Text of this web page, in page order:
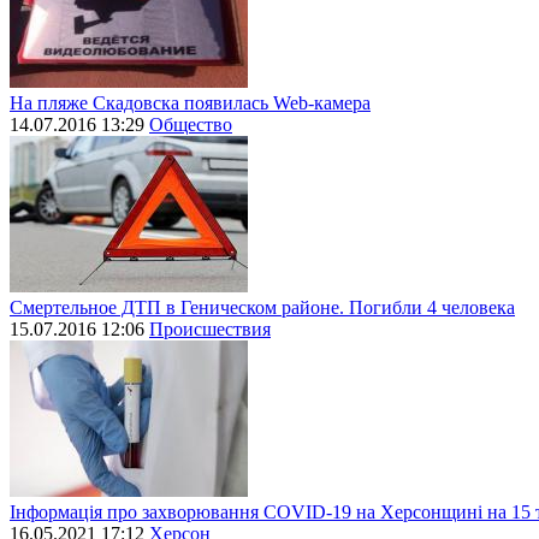
На пляже Скадовска появилась Web-камера
14.07.2016 13:29 Общество
Смертельное ДТП в Геническом районе. Погибли 4 человека
15.07.2016 12:06 Происшествия
Інформація про захворювання СОVID-19 на Херсонщині на 15
16.05.2021 17:12 Херсон